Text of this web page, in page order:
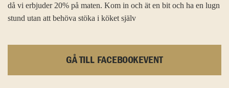
då vi erbjuder 20% på maten. Kom in och ät en bit och ha en lugn
stund utan att behöva stöka i köket själv
GÅ TILL FACEBOOKEVENT